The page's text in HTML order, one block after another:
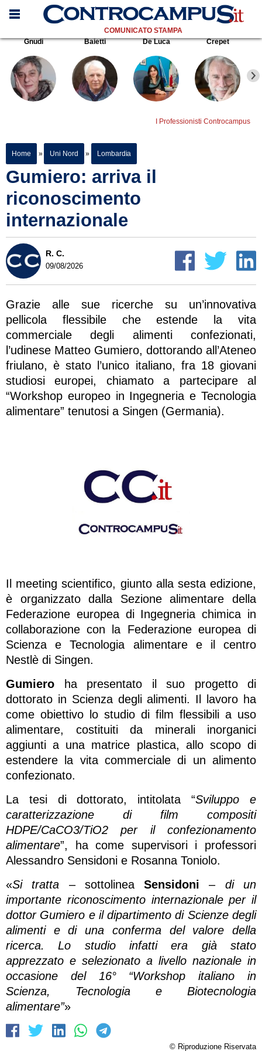
COMUNICATO STAMPA
Gnudi
Baietti De Luca Crepet
I Professionisti Controcampus
Home » Uni Nord » Lombardia
Gumiero: arriva il
riconoscimento
internazionale
R. C.
09/08/2026
Grazie alle sue ricerche su un’innovativa
pellicola flessibile che estende la vita
commerciale degli alimenti confezionati,
l’udinese Matteo Gumiero, dottorando all’Ateneo
friulano, è stato l’unico italiano, fra 18 giovani
studiosi europei, chiamato a partecipare al
“Workshop europeo in Ingegneria e Tecnologia
alimentare” tenutosi a Singen (Germania).
Il meeting scientifico, giunto alla sesta edizione,
è organizzato dalla Sezione alimentare della
Federazione europea di Ingegneria chimica in
collaborazione con la Federazione europea di
Scienza e Tecnologia alimentare e il centro
Nestlè di Singen.
Gumiero ha presentato il suo progetto di
dottorato in Scienza degli alimenti. Il lavoro ha
come obiettivo lo studio di film flessibili a uso
alimentare, costituiti da minerali inorganici
aggiunti a una matrice plastica, allo scopo di
estendere la vita commerciale di un alimento
confezionato.
La tesi di dottorato, intitolata “Sviluppo e
caratterizzazione di film compositi
HDPE/CaCO3/TiO2 per il confezionamento
alimentare”, ha come supervisori i professori
Alessandro Sensidoni e Rosanna Toniolo.
«Si tratta – sottolineaSensidoni – di un
importante riconoscimento internazionale per il
dottor Gumiero e il dipartimento di Scienze degli
alimenti e di una conferma del valore della
ricerca. Lo studio infatti era già stato
apprezzato e selezionato a livello nazionale in
occasione del 16° “Workshop italiano in
Scienza, Tecnologia e Biotecnologia
alimentare”»
© Riproduzione Riservata